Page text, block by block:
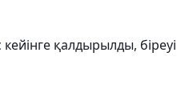
қалдырылды, біреуі